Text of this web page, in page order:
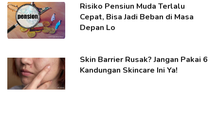
Risiko Pensiun Muda Terlalu
Cepat, Bisa Jadi Beban di Masa
Depan Lo
Skin Barrier Rusak? Jangan Pakai 6
Kandungan Skincare Ini Ya!